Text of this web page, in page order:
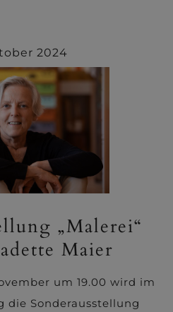
2024
„Malerei“
Maier
um 19.00 wird im
die Sonderausstellung